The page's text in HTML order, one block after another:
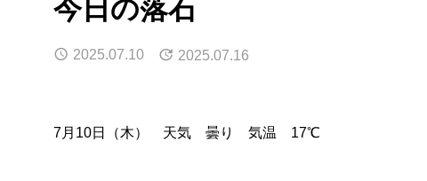
クルーズを楽しむ
今日の落石
2025.07.10 2025.07.16
7月10日（木） 天気 曇り 気温 17℃